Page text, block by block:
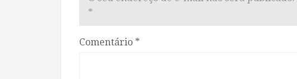
*
Comentário *